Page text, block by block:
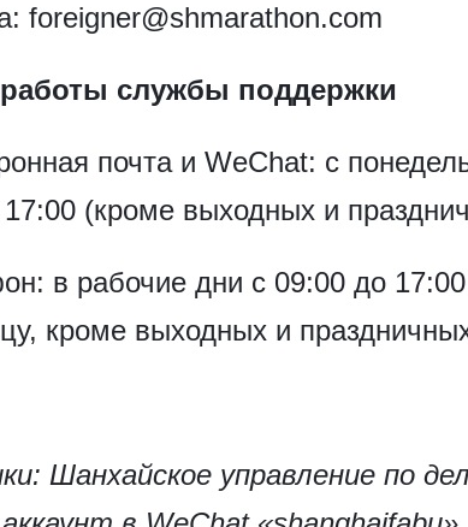
foreigner@shmarathon.com
службы поддержки
почта и WeChat: с
(кроме выходных и
в рабочие дни с 09:00 до
кроме выходных и
Шанхайское управление по